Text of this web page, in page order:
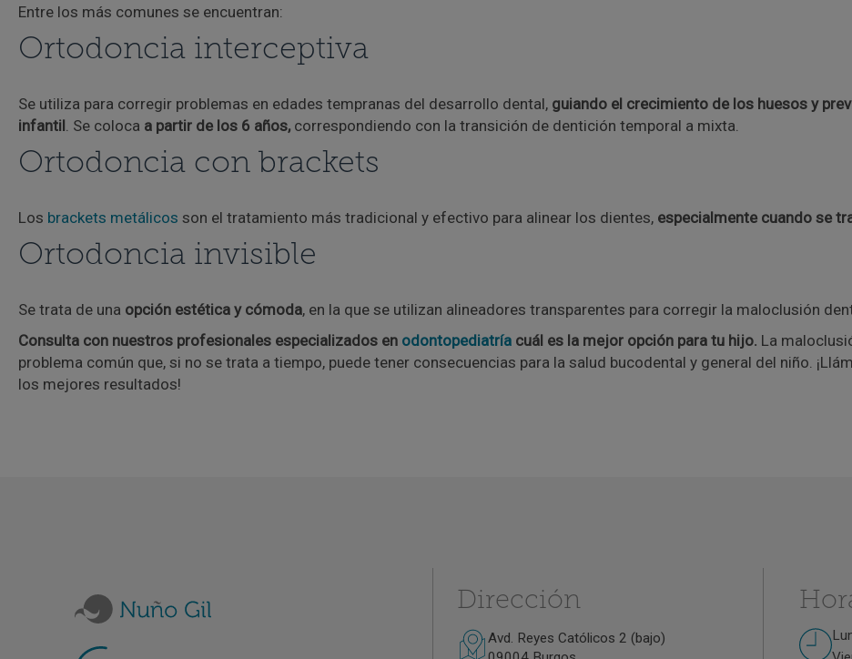
Entre los más comunes se encuentran:
Ortodoncia interceptiva
Se utiliza para corregir problemas en edades tempranas del desarrollo dental, guiando el crecimiento de los huesos y
infantil. Se coloca a partir de los 6 años, correspondiendo con la transición de dentición temporal a mixta.
Ortodoncia con brackets
Los brackets metálicos son el tratamiento más tradicional y efectivo para alinear los dientes, especialmente cuando se
Ortodoncia invisible
Se trata de una opción estética y cómoda, en la que se utilizan alineadores transparentes para corregir la maloclusión
Consulta con nuestros profesionales especializados en odontopediatría cuál es la mejor opción para tu hijo. La
problema común que, si no se trata a tiempo, puede tener consecuencias para la salud bucodental y general del niño.
los mejores resultados!
Dirección
Avd. Reyes Católicos 2 (bajo)